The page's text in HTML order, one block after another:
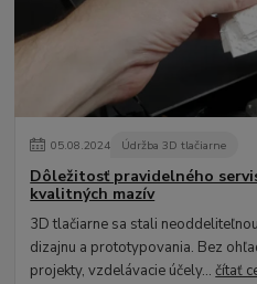
05.08.2024 Údržba 3D tlačiarne
Dôležitosť pravidelného
kvalitných mazív
3D tlačiarne sa stali
dizajnu a prototypovania. Bez
projekty, vzdelávacie účely...čítať